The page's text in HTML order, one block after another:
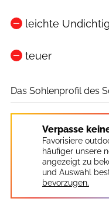
leichte
teuer
Das Sohlenprofil des
Verpasse
Favorisiere
häufiger unsere
angezeigt zu
und Auswahl
bevorzugen.